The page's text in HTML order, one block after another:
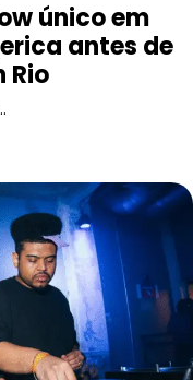
único em
antes de
Rio